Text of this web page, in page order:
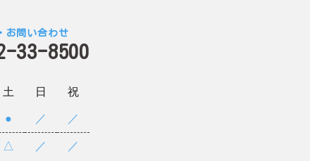
お問い合わせ
33-8500
土 日 祝
● ／ ／
△ ／ ／